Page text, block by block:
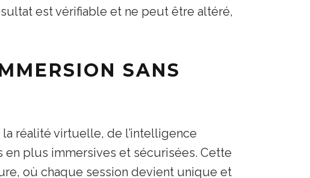
est vérifiable et ne peut être altéré,
SANS
la réalité virtuelle, de l’intelligence
plus immersives et sécurisées. Cette
où chaque session devient unique et